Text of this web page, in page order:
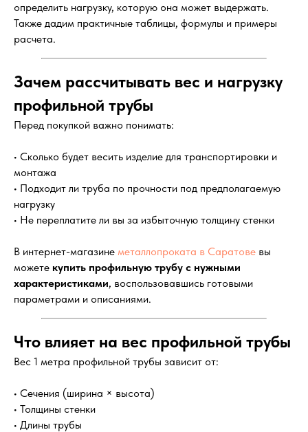
определить нагрузку, которую она может выдержать.
Также дадим практичные таблицы, формулы и примеры
расчета.
Зачем рассчитывать вес и нагрузку
профильной трубы
Перед покупкой важно понимать:
• Сколько будет весить изделие для транспортировки и
монтажа
• Подходит ли труба по прочности под предполагаемую
нагрузку
• Не переплатите ли вы за избыточную толщину стенки
В интернет-магазине металлопроката в Саратове вы
можете купить профильную трубу с нужными
характеристиками, воспользовавшись готовыми
параметрами и описаниями.
Что влияет на вес профильной трубы
Вес 1 метра профильной трубы зависит от:
• Сечения (ширина × высота)
• Толщины стенки
• Длины трубы